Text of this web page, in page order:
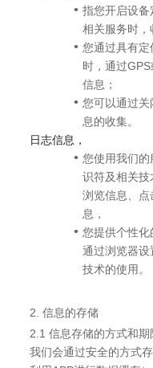
指您开启设
相关服务时，
您通过具有
时，通过
信息；
您可以通过
息的收集。
日志信息，
您使用我们
识符及相关技
浏览信息、
息，
您提供个性化
通过浏览器
技术的使用。
2. 信息的存储
2.1 信息存储的方式和期
我们会通过安全的方式